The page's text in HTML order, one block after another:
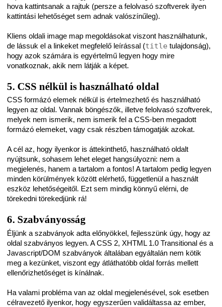
hova kattintsanak a rajtuk (persze a felolvasó szoftverek ilyen
kattintási lehetőséget sem adnak valószínűleg).
Kliens oldali image map megoldásokat viszont használhatunk,
de lássuk el a linkeket megfelelő leírással (title tulajdonság),
hogy azok számára is egyértelmű legyen hogy mire
vonatkoznak, akik nem látják a képet.
5. CSS nélkül is használható oldal
CSS formázó elemek nélkül is értelmezhető és használható
legyen az oldal. Vannak böngészők, illetve felolvasó szoftverek,
melyek nem ismerik, nem ismerik fel a CSS-ben megadott
formázó elemeket, vagy csak részben támogatják azokat.
A cél az, hogy ilyenkor is áttekinthető, használható oldalt
nyújtsunk, sohasem lehet eleget hangsúlyozni: nem a
megjelenés, hanem a tartalom a fontos! A tartalom pedig legyen
minden körülmények között elérhető, függetlenül a használt
eszköz lehetőségeitől. Ezt sem mindig könnyű elérni, de
törekedni törekedjünk rá!
6. Szabványosság
Éljünk a szabványok adta előnyökkel, fejlesszünk úgy, hogy az
oldal szabványos legyen. A CSS 2, XHTML 1.0 Transitional és a
Javascript/DOM szabványok általában egyáltalán nem kötik
meg a kezünket, viszont egy átláthatóbb oldal forrás mellett
ellenőrizhetőséget is kínálnak.
Ha valami probléma van az oldal megjelenésével, sok esetben
célravezető ilyenkor, hogy egyszerűen validáltassa az ember,